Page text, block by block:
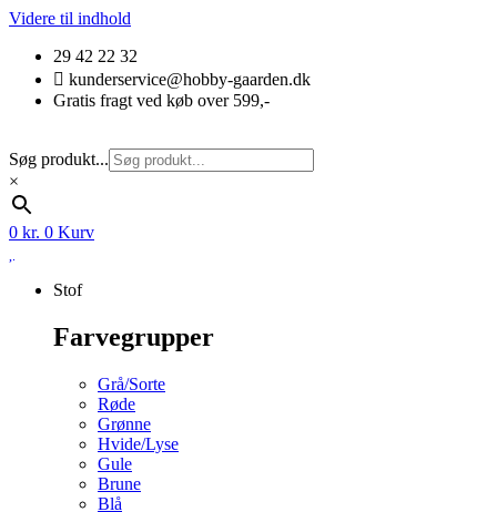
Videre til indhold
29 42 22 32
kunderservice@hobby-gaarden.dk
Gratis fragt ved køb over 599,-
Søg produkt...
×
0 kr. 0 Kurv
Stof
Farvegrupper
Grå/Sorte
Røde
Grønne
Hvide/Lyse
Gule
Brune
Blå